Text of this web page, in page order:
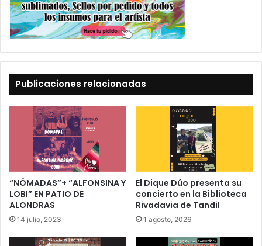
Publicaciones relacionadas
“NÓMADAS”+ “ALFONSINA Y
LOBI” EN PATIO DE
ALONDRAS
14 julio, 2023
El Dique Dúo presenta su
concierto en la Biblioteca
Rivadavia de Tandil
1 agosto, 2026